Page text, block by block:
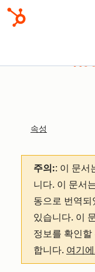
속성
주의:: 이 문서
니다. 이 문서
동으로 번역
있습니다. 이
정보를 확인
합니다. 여기